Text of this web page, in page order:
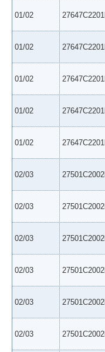
01/02
01/02
01/02
01/02
01/02
02/03
02/03
02/03
02/03
02/03
02/03